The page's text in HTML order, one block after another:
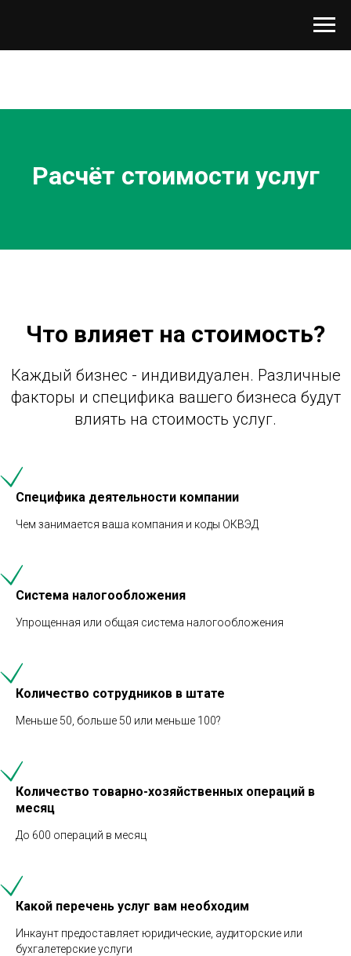
Расчёт стоимости услуг
Что влияет на стоимость?
Каждый бизнес - индивидуален. Различные
факторы и специфика вашего бизнеса будут
влиять на стоимость услуг.
Специфика деятельности компании
Чем занимается ваша компания и коды ОКВЭД
Система налогообложения
Упрощенная или общая система налогообложения
Количество сотрудников в штате
Меньше 50, больше 50 или меньше 100?
Количество товарно-хозяйственных операций в
месяц
До 600 операций в месяц
Какой перечень услуг вам необходим
Инкаунт предоставляет юридические, аудиторские или
бухгалетерские услуги